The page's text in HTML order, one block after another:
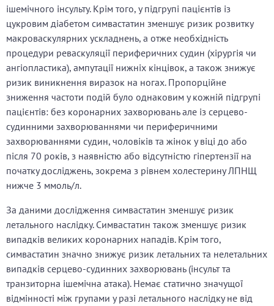
ішемічного інсульту. Крім того, у підгрупі пацієнтів із
цукровим діабетом симвастатин зменшує ризик розвитку
макроваскулярних ускладнень, а отже необхідність
процедури реваскуляції периферичних судин (хірургія чи
ангіопластика), ампутації нижніх кінцівок, а також знижує
ризик виникнення виразок на ногах. Пропорційне
зниження частоти подій було однаковим у кожній підгрупі
пацієнтів: без коронарних захворювань але із серцево-
судинними захворюваннями чи периферичними
захворюваннями судин, чоловіків та жінок у віці до або
після 70 років, з наявністю або відсутністю гіпертензії на
початку досліджень, зокрема з рівнем холестерину ЛПНЩ
нижче 3 ммоль/л.
За даними дослідження симвастатин зменшує ризик
летального наслідку. Симвастатин також зменшує ризик
випадків великих коронарних нападів. Крім того,
симвастатин значно знижує ризик летальних та нелетальних
випадків серцево-судинних захворювань (інсульт та
транзиторна ішемічна атака). Немає статично значущої
відмінності між групами у разі летального наслідку не від